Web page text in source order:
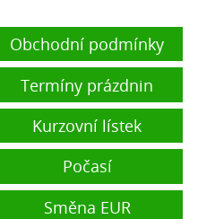
Obchodní podmínky
Termíny prázdnin
Kurzovní lístek
Počasí
Směna EUR